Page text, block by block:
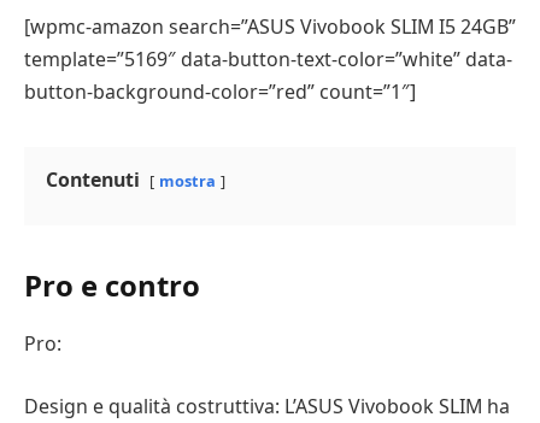
[wpmc-amazon search=”ASUS Vivobook SLIM I5 24GB”
template=”5169″ data-button-text-color=”white” data-
button-background-color=”red” count=”1″]
Contenuti mostra
Pro e contro
Pro:
Design e qualità costruttiva: L’ASUS Vivobook SLIM ha